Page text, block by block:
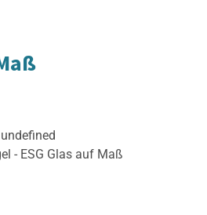
- ESG Glas auf Maß